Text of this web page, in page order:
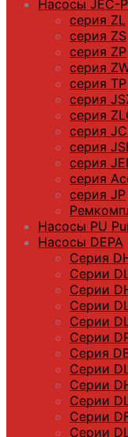
Насосы JEC-
серия ZL
серия ZS
серия ZP
серия
серия TP
серия
серия
серия
серия
серия
серия
серия JP
Насосы PU
Насосы DEPA
Серия
Серии
Серии
Серии
Серии
Серии
Серия
Серии
Серии
Серии
Серии
Серии